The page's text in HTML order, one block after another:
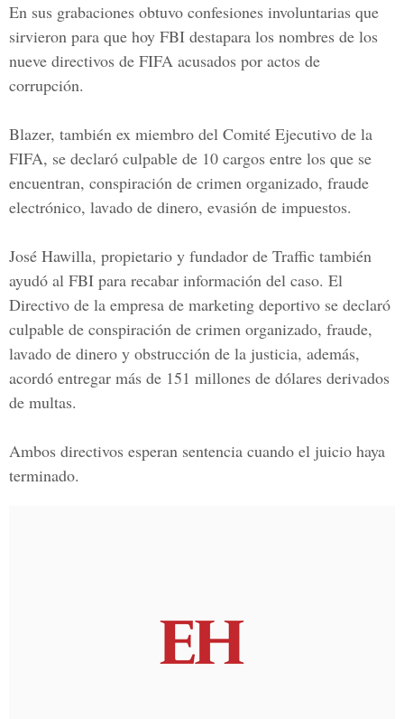
En sus grabaciones obtuvo confesiones involuntarias que
sirvieron para que hoy FBI destapara los nombres de los
nueve directivos de FIFA acusados por actos de
corrupción.
Blazer, también ex miembro del Comité Ejecutivo de la
FIFA, se declaró culpable de 10 cargos entre los que se
encuentran, conspiración de crimen organizado, fraude
electrónico, lavado de dinero, evasión de impuestos.
José Hawilla, propietario y fundador de Traffic también
ayudó al FBI para recabar información del caso. El
Directivo de la empresa de marketing deportivo se declaró
culpable de conspiración de crimen organizado, fraude,
lavado de dinero y obstrucción de la justicia, además,
acordó entregar más de 151 millones de dólares derivados
de multas.
Ambos directivos esperan sentencia cuando el juicio haya
terminado.